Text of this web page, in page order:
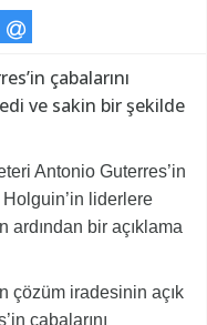
çabalarını
ve sakin bir şekilde
Antonio Guterres’in
Holguin’in liderlere
ardından bir açıklama
çözüm iradesinin açık
çabalarını